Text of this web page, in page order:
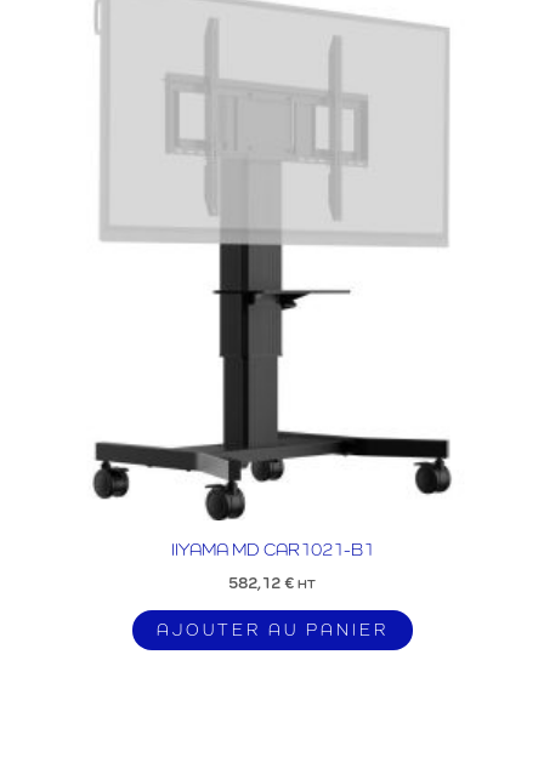
IIYAMA MD CAR1021-B1
582,12 € HT
AJOUTER AU PANIER